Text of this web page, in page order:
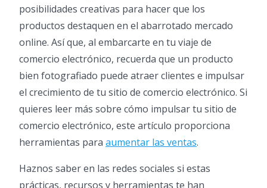
posibilidades creativas para hacer que los
productos destaquen en el abarrotado mercado
online. Así que, al embarcarte en tu viaje de
comercio electrónico, recuerda que un producto
bien fotografiado puede atraer clientes e impulsar
el crecimiento de tu sitio de comercio electrónico. Si
quieres leer más sobre cómo impulsar tu sitio de
comercio electrónico, este artículo proporciona
herramientas para aumentar las ventas.
Haznos saber en las redes sociales si estas
prácticas, recursos y herramientas te han